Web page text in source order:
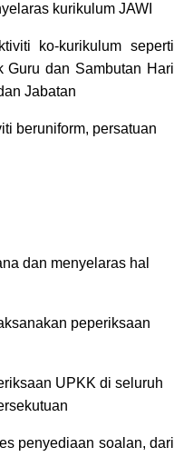
kurikulum JAWI
ko-kurikulum seperti
Guru dan Sambutan Hari
Jabatan
beruniform, persatuan
dan menyelaras hal
peperiksaan
UPKK di seluruh
penyediaan soalan, dari